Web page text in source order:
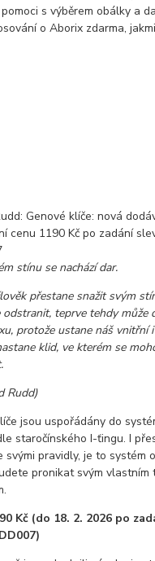
s výběrem obálky a
o Aborix zdarma,
Genové klíče: nová
cenu 1190 Kč po zadání
stínu se nachází dar.
přestane snažit svým
odstranit, teprve tehdy může
protože ustane náš vnitřní
klid, ve kterém se
Rudd)
jsou uspořádány do
staročínského I-ťingu. I
svými pravidly, je to systém
pronikat svým vlastním
Kč (do 18. 2. 2026 po